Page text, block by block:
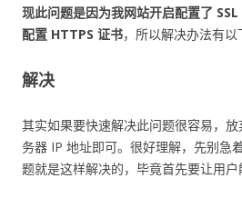
现此问题是因为我网站开启配置了
配置 HTTPS 证书，所以解决办法有以
解决
其实如果要快速解决此问题很容易，
务器 IP 地址即可。很好理解，先别急
题就是这样解决的，毕竟首先要让用户